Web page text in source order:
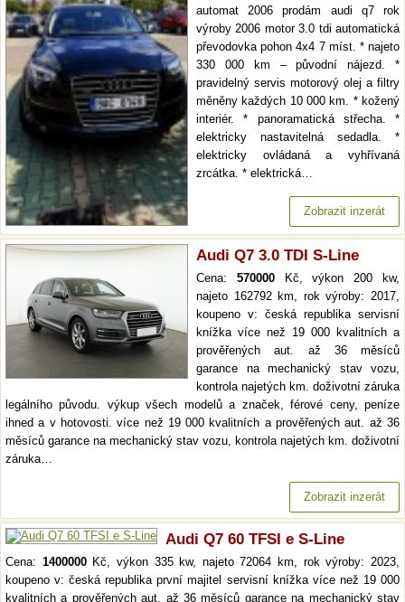
automat 2006 prodám audi q7 rok
výroby 2006 motor 3.0 tdi automatická
převodovka pohon 4x4 7 míst. * najeto
330 000 km – původní nájezd. *
pravidelný servis motorový olej a filtry
měněny každých 10 000 km. * kožený
interiér. * panoramatická střecha. *
elektricky nastavitelná sedadla. *
elektricky ovládaná a vyhřívaná
zrcátka. * elektrická…
Zobrazit inzerát
Audi Q7 3.0 TDI S-Line
Cena: 570000Kč, výkon 200 kw,
najeto 162792 km, rok výroby: 2017,
koupeno v: česká republika servisní
knížka více než 19 000 kvalitních a
prověřených aut. až 36 měsíců
garance na mechanický stav vozu,
kontrola najetých km. doživotní záruka
legálního původu. výkup všech modelů a značek, férové ceny, peníze
ihned a v hotovosti. více než 19 000 kvalitních a prověřených aut. až 36
měsíců garance na mechanický stav vozu, kontrola najetých km. doživotní
záruka…
Zobrazit inzerát
Audi Q7 60 TFSI e S-Line
Cena: 1400000Kč, výkon 335 kw, najeto 72064 km, rok výroby: 2023,
koupeno v: česká republika první majitel servisní knížka více než 19 000
kvalitních a prověřených aut. až 36 měsíců garance na mechanický stav